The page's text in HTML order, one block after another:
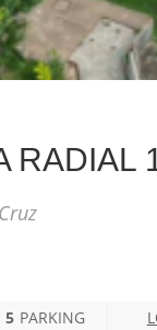
RADIAL
5 PARKING